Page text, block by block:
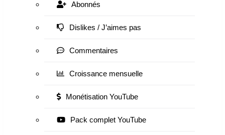
Abonnés
Dislikes / J’aimes pas
Commentaires
Croissance mensuelle
Monétisation YouTube
Pack complet YouTube